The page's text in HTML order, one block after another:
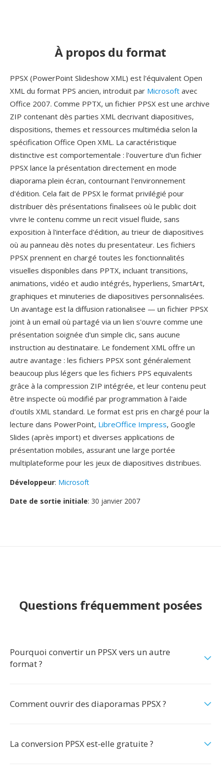
À propos du format
PPSX (PowerPoint Slideshow XML) est l'équivalent Open
XML du format PPS ancien, introduit par Microsoft avec
Office 2007. Comme PPTX, un fichier PPSX est une archive
ZIP contenant dès parties XML decrivant diapositives,
dispositions, themes et ressources multimédia selon la
spécification Office Open XML. La caractéristique
distinctive est comportementale : l'ouverture d'un fichier
PPSX lance la présentation directement en mode
diaporama plein écran, contournant l'environnement
d'édition. Cela fait de PPSX le format privilégié pour
distribuer dès présentations finalisees où le public doit
vivre le contenu comme un recit visuel fluide, sans
exposition à l'interface d'édition, au trieur de diapositives
où au panneau dès notes du presentateur. Les fichiers
PPSX prennent en chargé toutes les fonctionnalités
visuelles disponibles dans PPTX, incluant transitions,
animations, vidéo et audio intégrés, hyperliens, SmartArt,
graphiques et minuteries de diapositives personnalisées.
Un avantage est la diffusion rationalisee — un fichier PPSX
joint à un email où partagé via un lien s'ouvre comme une
présentation soignée d'un simple clic, sans aucune
instruction au destinataire. Le fondement XML offre un
autre avantage : les fichiers PPSX sont généralement
beaucoup plus légers que les fichiers PPS equivalents
grâce à la compression ZIP intégrée, et leur contenu peut
être inspecte où modifié par programmation à l'aide
d'outils XML standard. Le format est pris en chargé pour la
lecture dans PowerPoint, LibreOffice Impress, Google
Slides (après import) et diverses applications de
présentation mobiles, assurant une large portée
multiplateforme pour les jeux de diapositives distribues.
Développeur: Microsoft
Date de sortie initiale: 30 janvier 2007
Questions fréquemment posées
Pourquoi convertir un PPSX vers un autre
format ?
Comment ouvrir des diaporamas PPSX ?
La conversion PPSX est-elle gratuite ?